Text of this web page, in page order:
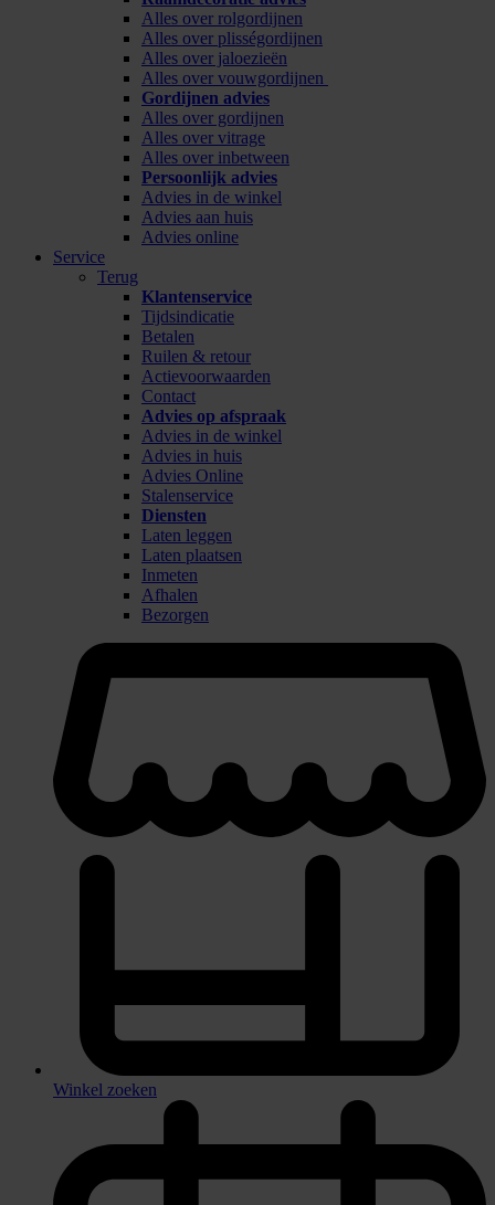
Alles over rolgordijnen
Alles over plisségordijnen
Alles over jaloezieën
Alles over vouwgordijnen
Gordijnen advies
Alles over gordijnen
Alles over vitrage
Alles over inbetween
Persoonlijk advies
Advies in de winkel
Advies aan huis
Advies online
Service
Terug
Klantenservice
Tijdsindicatie
Betalen
Ruilen & retour
Actievoorwaarden
Contact
Advies op afspraak
Advies in de winkel
Advies in huis
Advies Online
Stalenservice
Diensten
Laten leggen
Laten plaatsen
Inmeten
Afhalen
Bezorgen
Winkel zoeken